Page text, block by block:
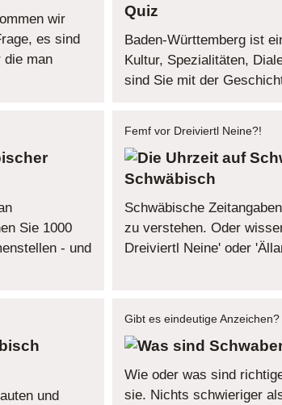
wir
es sind
die man
Quiz
Baden-Württemberg ist
Kultur, Spezialitäten,
sind Sie mit der
Sie 1000
- und
Femf vor Dreiviertl Neine?!
Schwäbisch
Schwäbische
zu verstehen. Oder
Dreiviertl Neine' oder
und
Gibt es eindeutige Anzeichen?
Wie oder was sind
sie. Nichts schwieriger